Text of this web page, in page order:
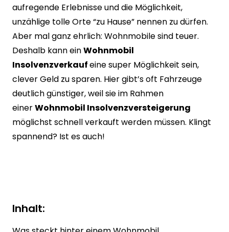
aufregende Erlebnisse und die Möglichkeit,
unzählige tolle Orte “zu Hause” nennen zu dürfen.
Aber mal ganz ehrlich: Wohnmobile sind teuer.
Deshalb kann einWohnmobil
Insolvenzverkaufeine super Möglichkeit sein,
clever Geld zu sparen. Hier gibt’s oft Fahrzeuge
deutlich günstiger, weil sie im Rahmen
einerWohnmobil Insolvenzversteigerung
möglichst schnell verkauft werden müssen. Klingt
spannend? Ist es auch!
Inhalt: